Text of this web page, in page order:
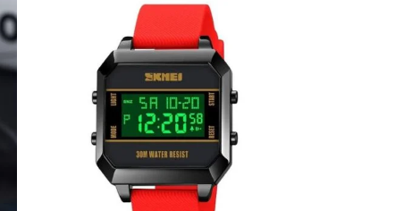
Advanced Variable
Products variations colors and